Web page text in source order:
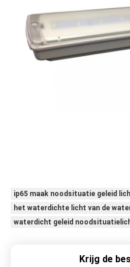
ip65 maak noodsituatie geleid
het waterdichte licht van de
waterdicht geleid
Krijg de